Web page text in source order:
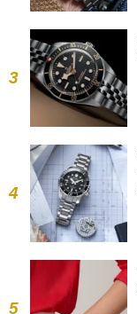
3
4
5